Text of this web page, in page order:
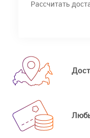
Рассчитать